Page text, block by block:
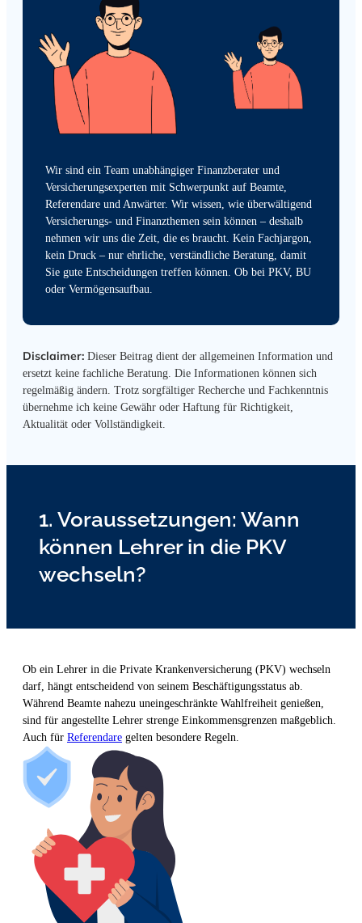
Wir sind ein Team unabhängiger Finanzberater und
Versicherungsexperten mit Schwerpunkt auf Beamte,
Referendare und Anwärter. Wir wissen, wie überwältigend
Versicherungs- und Finanzthemen sein können – deshalb
nehmen wir uns die Zeit, die es braucht. Kein Fachjargon,
kein Druck – nur ehrliche, verständliche Beratung, damit
Sie gute Entscheidungen treffen können. Ob bei PKV, BU
oder Vermögensaufbau.
Disclaimer: Dieser Beitrag dient der allgemeinen Information und
ersetzt keine fachliche Beratung. Die Informationen können sich
regelmäßig ändern. Trotz sorgfältiger Recherche und Fachkenntnis
übernehme ich keine Gewähr oder Haftung für Richtigkeit,
Aktualität oder Vollständigkeit.
1. Voraussetzungen: Wann
können Lehrer in die PKV
wechseln?
Ob ein Lehrer in die Private Krankenversicherung (PKV) wechseln
darf, hängt entscheidend von seinem Beschäftigungsstatus ab.
Während Beamte nahezu uneingeschränkte Wahlfreiheit genießen,
sind für angestellte Lehrer strenge Einkommensgrenzen maßgeblich.
Auch für Referendare gelten besondere Regeln.